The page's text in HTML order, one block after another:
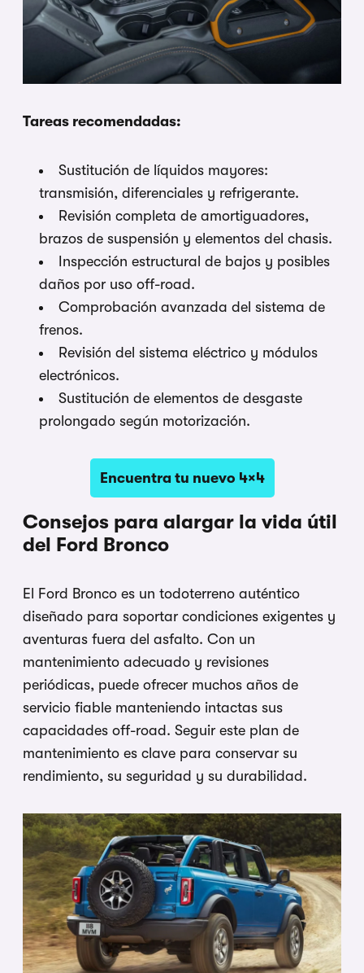
Tareas recomendadas:
Sustitución de líquidos mayores:
transmisión, diferenciales y refrigerante.
Revisión completa de amortiguadores,
brazos de suspensión y elementos del chasis.
Inspección estructural de bajos y posibles
daños por uso off-road.
Comprobación avanzada del sistema de
frenos.
Revisión del sistema eléctrico y módulos
electrónicos.
Sustitución de elementos de desgaste
prolongado según motorización.
Encuentra tu nuevo 4×4
Consejos para alargar la vida útil
del Ford Bronco
El Ford Bronco es un todoterreno auténtico
diseñado para soportar condiciones exigentes y
aventuras fuera del asfalto. Con un
mantenimiento adecuado y revisiones
periódicas, puede ofrecer muchos años de
servicio fiable manteniendo intactas sus
capacidades off-road. Seguir este plan de
mantenimiento es clave para conservar su
rendimiento, su seguridad y su durabilidad.